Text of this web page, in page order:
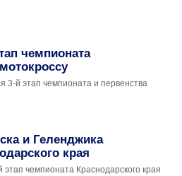
чемпионата
3-й этап чемпионата и первенства
и Геленджика
края
чемпионата Краснодарского края